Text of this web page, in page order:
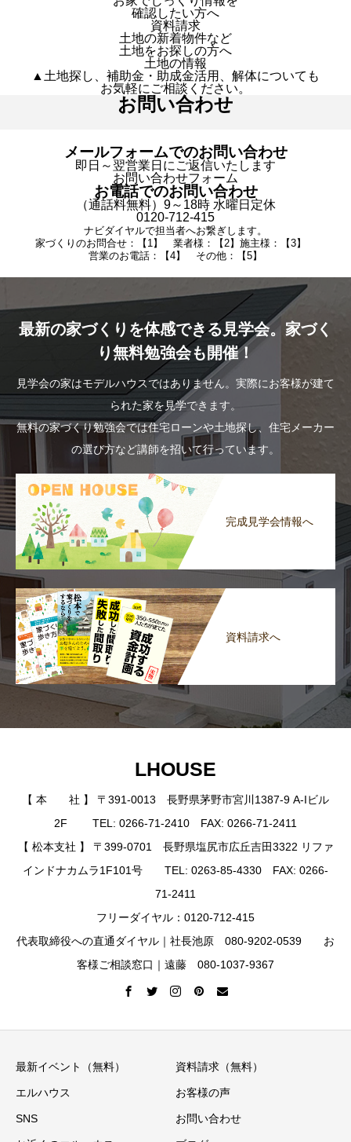
確認したい方へ
資料請求
土地の新着物件など
土地をお探しの方へ
土地の情報
▲土地探し、補助金・助成金活用、解体についても
お気軽にご相談ください。
お問い合わせ
メールフォームでのお問い合わせ
即日～翌営業日にご返信いたします
お問い合わせフォーム
お電話でのお問い合わせ
（通話料無料）9～18時 水曜日定休
0120-712-415
ナビダイヤルで担当者へお繋ぎします。
家づくりのお問合せ：【1】 業者様：【2】施主様：【3】
営業のお電話：【4】 その他：【5】
最新の家づくりを体感できる見学会。家づく
り無料勉強会も開催！
見学会の家はモデルハウスではありません。実際にお客様が建て
られた家を見学できます。
無料の家づくり勉強会では住宅ローンや土地探し、住宅メーカー
の選び方など講師を招いて行っています。
完成見学会情報へ
資料請求へ
LHOUSE
【 本 社 】 〒391-0013 長野県茅野市宮川1387-9 A-Iビル
2F TEL: 0266-71-2410 FAX: 0266-71-2411
【 松本支社 】 〒399-0701 長野県塩尻市広丘吉田3322 リファ
インドナカムラ1F101号 TEL: 0263-85-4330 FAX: 0266-
71-2411
フリーダイヤル：0120-712-415
代表取締役への直通ダイヤル｜社長池原 080-9202-0539 お
客様ご相談窓口｜遠藤 080-1037-9367
最新イベント（無料） 資料請求（無料）
エルハウス お客様の声
SNS お問い合わせ